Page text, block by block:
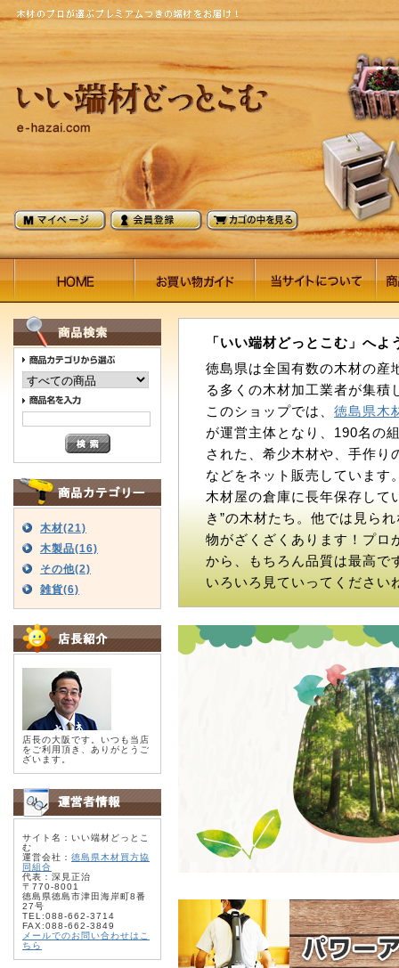
木材(21)
木製品(16)
その他(2)
雑貨(6)
店長の大阪です。いつも当店
をご利用頂き、ありがとうご
ざいます。
サイト名：いい端材どっとこ
む
運営会社： 徳島県木材買方協
同組合
代表：深見正治
〒770-8001
徳島県徳島市津田海岸町8番
27号
TEL:088-662-3714
FAX:088-662-3849
メールでのお問い合わせはこ
ちら
「いい端材どっとこむ」へよ
徳島県は全国有数の木材の産
る多くの木材加工業者が集積
このショップでは、 徳島県木
が運営主体となり、190名の
された、希少木材や、手作り
などをネット販売しています
木材屋の倉庫に長年保存して
き”の木材たち。他では見ら
物がざくざくあります！プロ
から、もちろん品質は最高で
いろいろ見ていってください